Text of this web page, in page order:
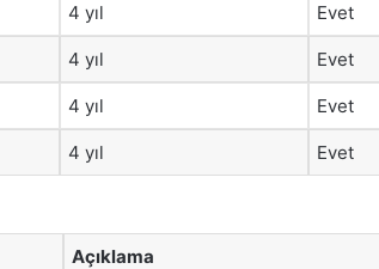
4 yıl Evet
4 yıl Evet
4 yıl Evet
4 yıl Evet
Açıklama